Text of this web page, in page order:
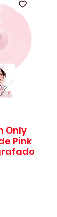
Only
Pink